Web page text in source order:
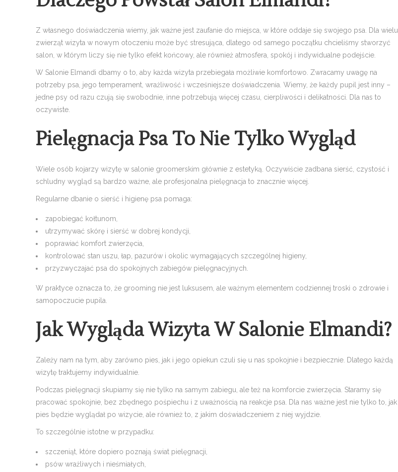
Z własnego doświadczenia wiemy, jak ważne jest zaufanie do miejsca, w które oddaje się swojego psa. Dla wielu
zwierząt wizyta w nowym otoczeniu może być stresująca, dlatego od samego początku chcieliśmy stworzyć
salon, w którym liczy się nie tylko efekt końcowy, ale również atmosfera, spokój i indywidualne podejście.
W Salonie Elmandi dbamy o to, aby każda wizyta przebiegała możliwie komfortowo. Zwracamy uwagę na
potrzeby psa, jego temperament, wrażliwość i wcześniejsze doświadczenia. Wiemy, że każdy pupil jest inny –
jedne psy od razu czują się swobodnie, inne potrzebują więcej czasu, cierpliwości i delikatności. Dla nas to
oczywiste.
Pielęgnacja Psa To Nie Tylko Wygląd
Wiele osób kojarzy wizytę w salonie groomerskim głównie z estetyką. Oczywiście zadbana sierść, czystość i
schludny wygląd są bardzo ważne, ale profesjonalna pielęgnacja to znacznie więcej.
Regularne dbanie o sierść i higienę psa pomaga:
zapobiegać kołtunom,
utrzymywać skórę i sierść w dobrej kondycji,
poprawiać komfort zwierzęcia,
kontrolować stan uszu, łap, pazurów i okolic wymagających szczególnej higieny,
przyzwyczajać psa do spokojnych zabiegów pielęgnacyjnych.
W praktyce oznacza to, że grooming nie jest luksusem, ale ważnym elementem codziennej troski o zdrowie i
samopoczucie pupila.
Jak Wygląda Wizyta W Salonie Elmandi?
Zależy nam na tym, aby zarówno pies, jak i jego opiekun czuli się u nas spokojnie i bezpiecznie. Dlatego każdą
wizytę traktujemy indywidualnie.
Podczas pielęgnacji skupiamy się nie tylko na samym zabiegu, ale też na komforcie zwierzęcia. Staramy się
pracować spokojnie, bez zbędnego pośpiechu i z uważnością na reakcje psa. Dla nas ważne jest nie tylko to, jak
pies będzie wyglądał po wizycie, ale również to, z jakim doświadczeniem z niej wyjdzie.
To szczególnie istotne w przypadku:
szczeniąt, które dopiero poznają świat pielęgnacji,
psów wrażliwych i nieśmiałych,